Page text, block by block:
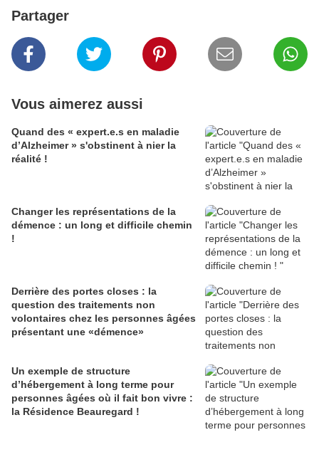
Partager
Vous aimerez aussi
Quand des « expert.e.s en maladie
d’Alzheimer » s'obstinent à nier la
réalité !
Changer les représentations de la
démence : un long et difficile chemin
!
Derrière des portes closes : la
question des traitements non
volontaires chez les personnes âgées
présentant une «démence»
Un exemple de structure
d’hébergement à long terme pour
personnes âgées où il fait bon vivre :
la Résidence Beauregard !